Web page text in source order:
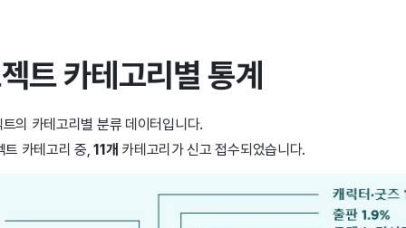
트 카테고리별 통계
의 카테고리별 분류 데이터입니다.
트 카테고리 중,11개 카테고리가 신고 접수되었습니다.